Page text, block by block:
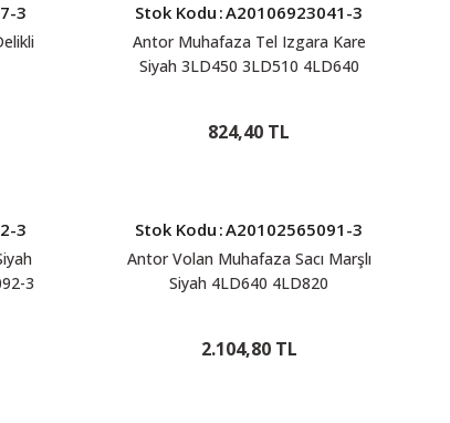
3 Stok Kodu :A20106923041-3
Antor Muhafaza Tel Izgara Kare
Siyah 3LD450 3LD510 4LD640
824,40 TL
3
3
Stok Kodu :A20102565091-3
Antor Volan Muhafaza Sacı Marşlı
Siyah 4LD640 4LD820
2.104,80 TL